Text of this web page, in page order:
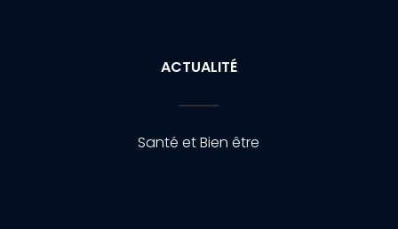
ACTUALITÉ
Santé et Bien être